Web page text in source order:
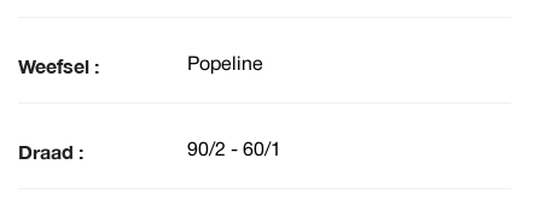
Weefsel : Popeline
Draad : 90/2 - 60/1